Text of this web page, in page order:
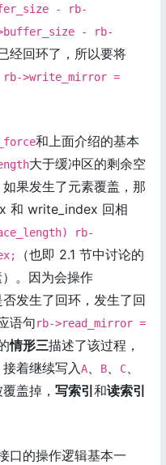
- rb-
- rb-
经回环了，所以要将
rb->write_mirror =
和上面介绍的基本
大于缓冲区的剩余空
果发生了元素覆盖，那
和 write_index 回相
rb-
（也即 2.1 节中讨论的
。因为会操作
发生了回环，发生了回
语句rb->read_mirror =
情形三描述了该过程，
接着继续写入A、 B、 C、
盖掉， 写索引 和读索引
口的操作逻辑基本一